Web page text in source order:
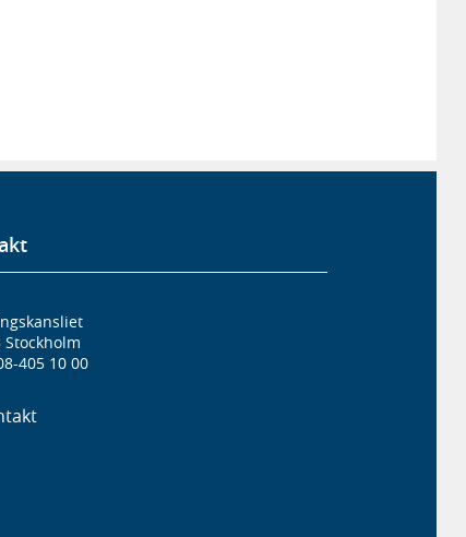
Stockholm
405 10 00